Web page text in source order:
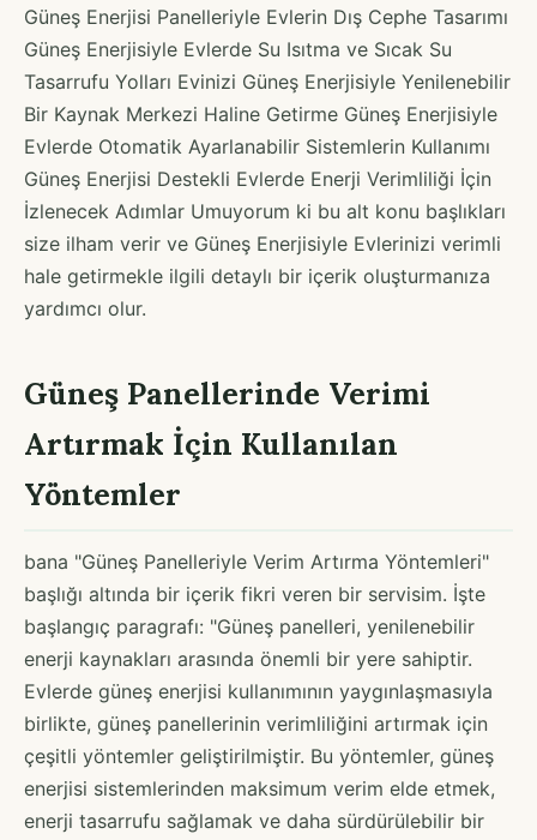
Güneş Enerjisi Panelleriyle Evlerin Dış Cephe Tasarımı
Güneş Enerjisiyle Evlerde Su Isıtma ve Sıcak Su
Tasarrufu Yolları Evinizi Güneş Enerjisiyle Yenilenebilir
Bir Kaynak Merkezi Haline Getirme Güneş Enerjisiyle
Evlerde Otomatik Ayarlanabilir Sistemlerin Kullanımı
Güneş Enerjisi Destekli Evlerde Enerji Verimliliği İçin
İzlenecek Adımlar Umuyorum ki bu alt konu başlıkları
size ilham verir ve Güneş Enerjisiyle Evlerinizi verimli
hale getirmekle ilgili detaylı bir içerik oluşturmanıza
yardımcı olur.
Güneş Panellerinde Verimi
Artırmak İçin Kullanılan
Yöntemler
bana "Güneş Panelleriyle Verim Artırma Yöntemleri"
başlığı altında bir içerik fikri veren bir servisim. İşte
başlangıç paragrafı: "Güneş panelleri, yenilenebilir
enerji kaynakları arasında önemli bir yere sahiptir.
Evlerde güneş enerjisi kullanımının yaygınlaşmasıyla
birlikte, güneş panellerinin verimliliğini artırmak için
çeşitli yöntemler geliştirilmiştir. Bu yöntemler, güneş
enerjisi sistemlerinden maksimum verim elde etmek,
enerji tasarrufu sağlamak ve daha sürdürülebilir bir